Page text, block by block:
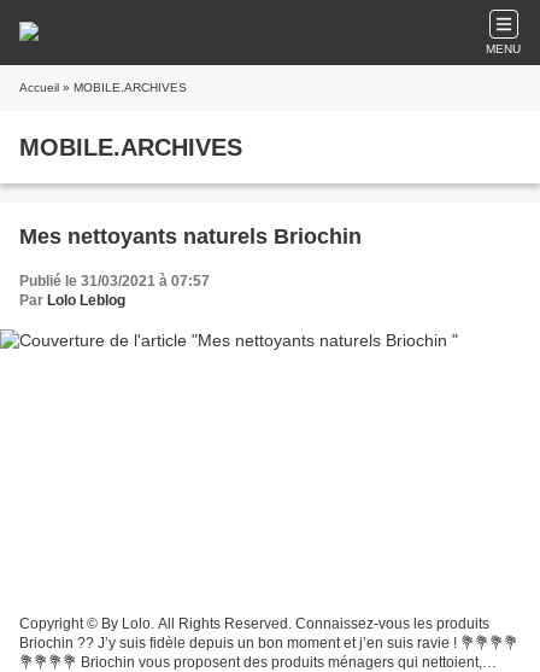
MENU
Accueil » MOBILE.ARCHIVES
MOBILE.ARCHIVES
Mes nettoyants naturels Briochin
Publié le 31/03/2021 à 07:57
Par Lolo Leblog
Copyright © By Lolo. All Rights Reserved. Connaissez-vous les produits
Briochin ?? J’y suis fidèle depuis un bon moment et j’en suis ravie ! 💐💐💐💐
💐💐💐💐 Briochin vous proposent des produits ménagers qui nettoient,